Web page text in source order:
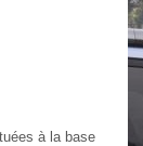
à la base